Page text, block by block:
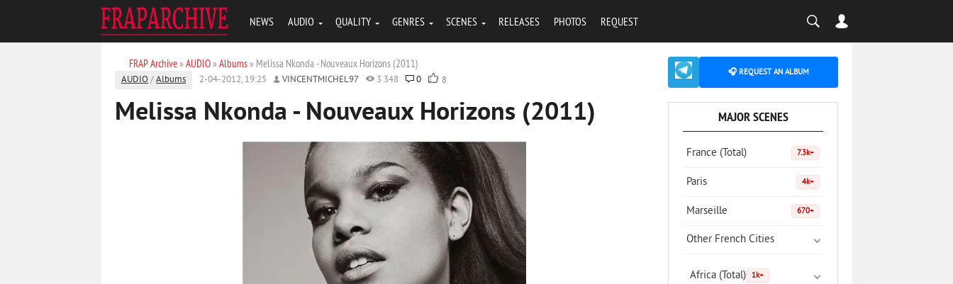
NEWS AUDIO QUALITY GENRES SCENES RELEASES PHOTOS REQUEST
FRAP Archive» AUDIO» Albums» Melissa Nkonda - Nouveaux Horizons (2011)
AUDIO /Albums 2-04-2012, 19:25 VINCENTMICHEL97 3 348 0 8
Melissa Nkonda - Nouveaux Horizons (2011)
🎧 REQUEST AN ALBUM
MAJOR SCENES
France (Total) 7.3k+
Paris 4k+
Marseille 670+
Other French Cities
Africa (Total) 1k+